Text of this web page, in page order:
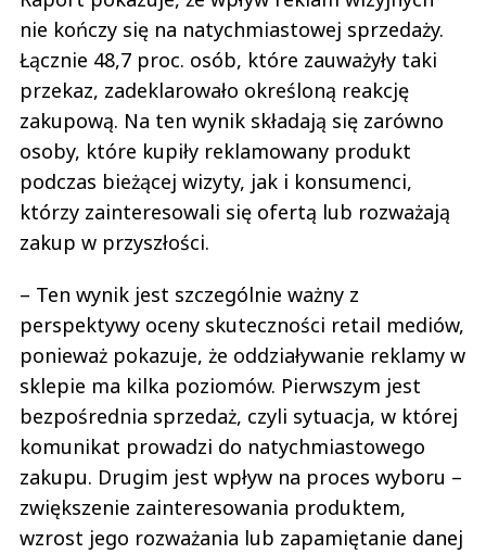
nie kończy się na natychmiastowej sprzedaży.
Łącznie 48,7 proc. osób, które zauważyły taki
przekaz, zadeklarowało określoną reakcję
zakupową. Na ten wynik składają się zarówno
osoby, które kupiły reklamowany produkt
podczas bieżącej wizyty, jak i konsumenci,
którzy zainteresowali się ofertą lub rozważają
zakup w przyszłości.
– Ten wynik jest szczególnie ważny z
perspektywy oceny skuteczności retail mediów,
ponieważ pokazuje, że oddziaływanie reklamy w
sklepie ma kilka poziomów. Pierwszym jest
bezpośrednia sprzedaż, czyli sytuacja, w której
komunikat prowadzi do natychmiastowego
zakupu. Drugim jest wpływ na proces wyboru –
zwiększenie zainteresowania produktem,
wzrost jego rozważania lub zapamiętanie danej